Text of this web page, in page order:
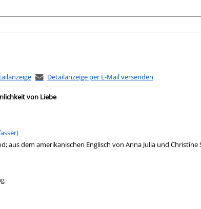
Detailanzeige per E-Mail versenden
von Liebe
aus dem amerikanischen Englisch von Anna Julia und Christine